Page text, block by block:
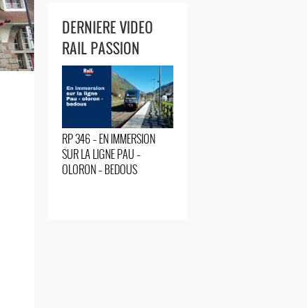
DERNIERE VIDEO
RAIL PASSION
RP 346 – EN IMMERSION
SUR LA LIGNE PAU –
OLORON – BEDOUS